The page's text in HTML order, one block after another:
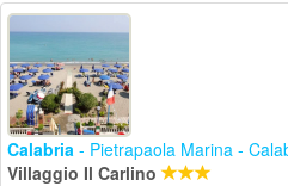
Calabria - Pietrapaola Marina -
Villaggio Il Carlino